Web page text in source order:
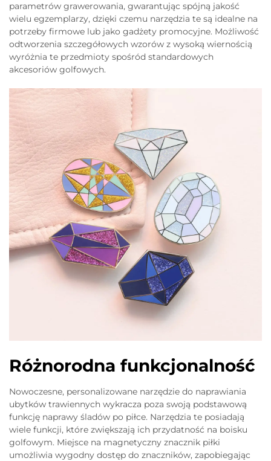
parametrów grawerowania, gwarantując spójną jakość
wielu egzemplarzy, dzięki czemu narzędzia te są idealne na
potrzeby firmowe lub jako gadżety promocyjne. Możliwość
odtworzenia szczegółowych wzorów z wysoką wiernością
wyróżnia te przedmioty spośród standardowych
akcesoriów golfowych.
Różnorodna funkcjonalność
Nowoczesne, personalizowane narzędzie do naprawiania
ubytków trawiennych wykracza poza swoją podstawową
funkcję naprawy śladów po piłce. Narzędzia te posiadają
wiele funkcji, które zwiększają ich przydatność na boisku
golfowym. Miejsce na magnetyczny znacznik piłki
umożliwia wygodny dostęp do znaczników, zapobiegając